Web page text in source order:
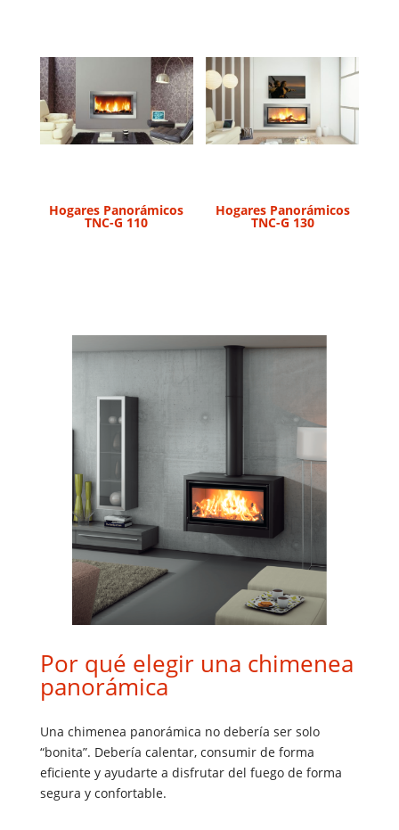
Hogares Panorámicos
TNC-G 110
Hogares Panorámicos
TNC-G 130
Por qué elegir una chimenea
panorámica
Una chimenea panorámica no debería ser solo
“bonita”. Debería calentar, consumir de forma
eficiente y ayudarte a disfrutar del fuego de forma
segura y confortable.